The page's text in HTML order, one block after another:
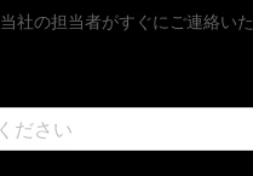
当社の担当者がすぐにご連絡いた